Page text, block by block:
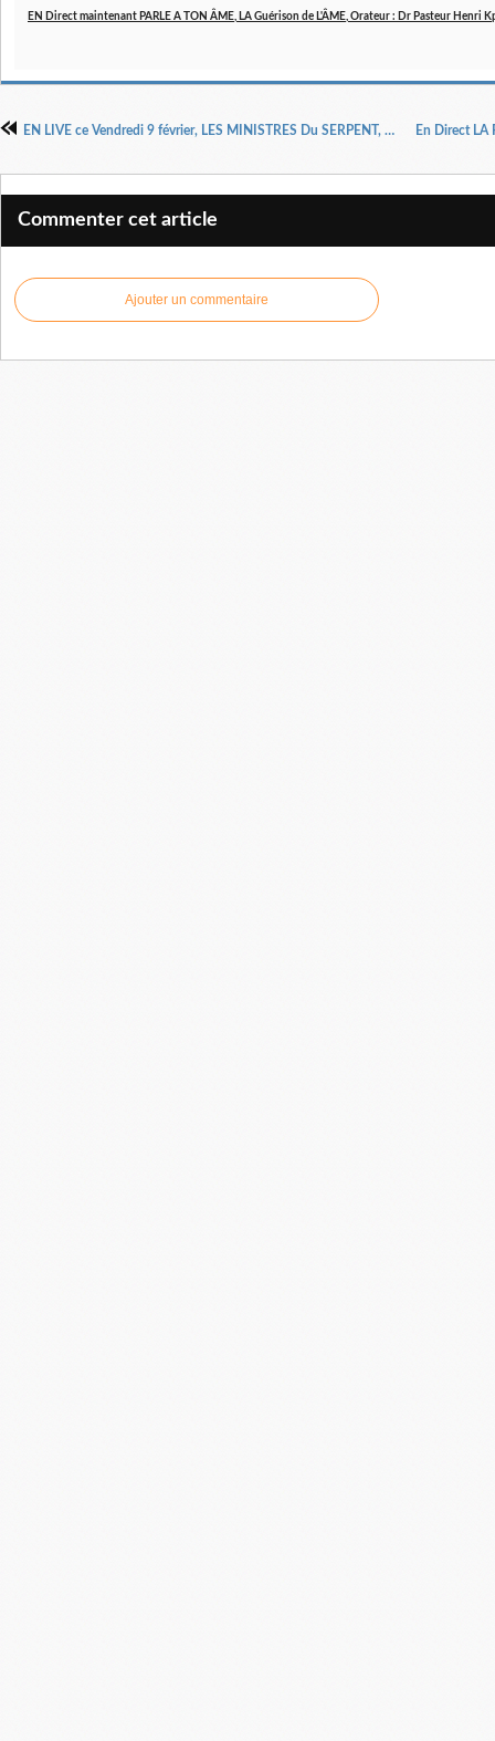
EN Direct maintenant PARLE A TON ÂME, LA Guérison de L'ÂME, Orateur : Dr Pasteur Henri
EN LIVE ce Vendredi 9 février, LES MINISTRES Du SERPENT, DES TUEURS DE FOI dans LE COMBAT SPIRITUEL, PRIERES ET TEMOIGNAGES, orateur : Dr Pasteur Henri Kpodahi
Commenter cet article
Ajouter un commentaire